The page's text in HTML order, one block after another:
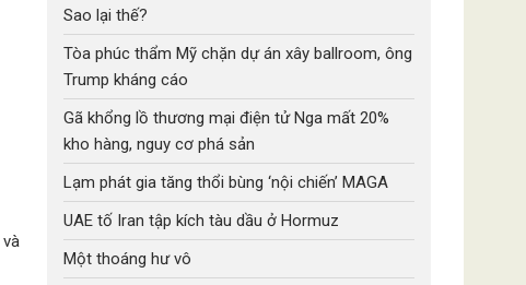
Sao lại thế?
Tòa phúc thẩm Mỹ chặn dự án xây ballroom, ông
Trump kháng cáo
Gã khổng lồ thương mại điện tử Nga mất 20%
kho hàng, nguy cơ phá sản
Lạm phát gia tăng thổi bùng ‘nội chiến’ MAGA
UAE tố Iran tập kích tàu dầu ở Hormuz
Một thoáng hư vô